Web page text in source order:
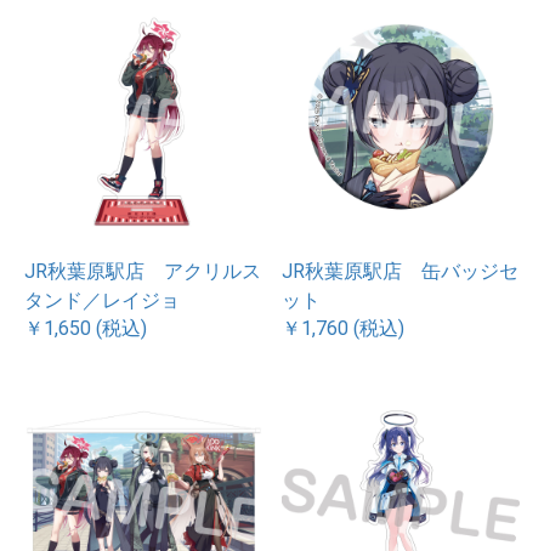
JR秋葉原駅店 アクリルス
タンド／レイジョ
￥1,650 (税込)
JR秋葉原駅店 缶バッジセ
ット
￥1,760 (税込)